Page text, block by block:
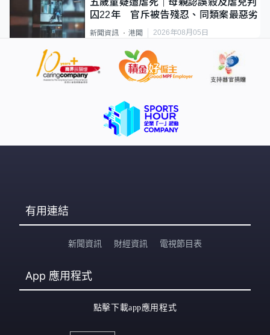
囚22年 官斥被告殘忍、同類案最惡劣
新聞資訊 港聞 2026年08月05日
有用連結
新聞資訊 財經資訊 電視節目表
App 應用程式
點擊下載app應用程式